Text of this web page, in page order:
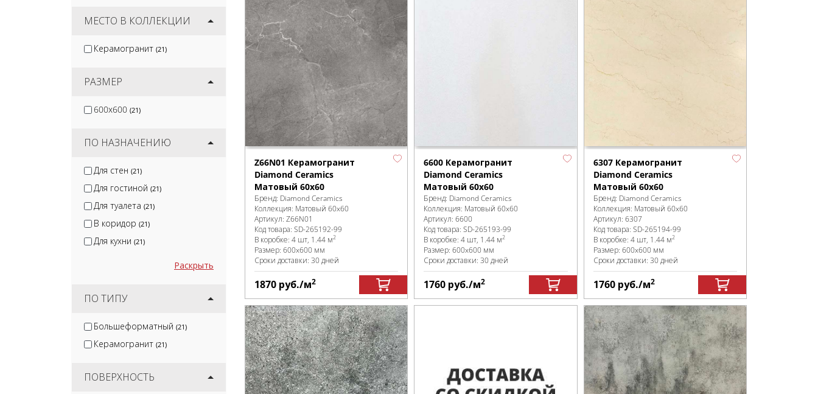
МЕСТО В КОЛЛЕКЦИИ
Керамогранит (21)
РАЗМЕР
600x600 (21)
ПО НАЗНАЧЕНИЮ
Для стен (21)
Для гостиной (21)
Для туалета (21)
В коридор (21)
Для кухни (21)
Раскрыть
ПО ТИПУ
Большеформатный (21)
Керамогранит (21)
ПОВЕРХНОСТЬ
Z66N01 Керамогранит
Diamond Ceramics
Матовый 60x60
Бренд: Diamond Ceramics
Коллекция: Матовый 60x60
Артикул: Z66N01
Код товара: SD-265192-99
В коробке: 4 шт, 1.44 м2
Размер: 600x600 мм
Сроки доставки: 30 дней
1870 руб./м2
6600 Керамогранит
Diamond Ceramics
Матовый 60x60
Бренд: Diamond Ceramics
Коллекция: Матовый 60x60
Артикул:6600
Код товара:SD-265193-99
В коробке:4 шт, 1.44 м2
Размер:600x600 мм
Сроки доставки: 30 дней
1760 руб./м2
6307 Керамогранит
Diamond Ceramics
Матовый 60x60
Бренд: Diamond Ceramics
Коллекция: Матовый 60x60
Артикул: 6307
Код товара: SD-265194-99
В коробке: 4 шт, 1.44 м2
Размер: 600x600 мм
Сроки доставки: 30 дней
1760 руб./м2